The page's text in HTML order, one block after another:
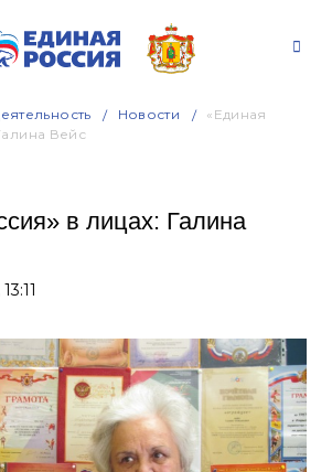
Новости
«Единая
Вейс
в лицах: Галина
13:11